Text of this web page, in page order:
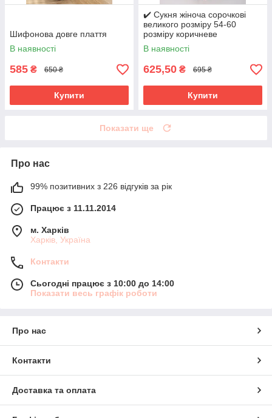
Шифонова довге плаття
В наявності
585 ₴ 650 ₴
Купити
✔️ Сукня жіноча сорочкові
великого розміру 54-60
розміру коричневе
В наявності
625,50 ₴ 695 ₴
Купити
Показати ще
Про нас
99% позитивних з 226 відгуків за рік
Працює з 11.11.2014
м. Харків
Харків, Україна
Контакти
Сьогодні працює з 10:00 до 14:00
Показати весь графік роботи
Про нас
Контакти
Доставка та оплата